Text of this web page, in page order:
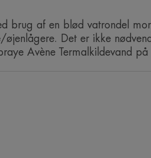
brug af en blød vatrondel
øjenlågere. Det er ikke
Avène Termalkildevand på